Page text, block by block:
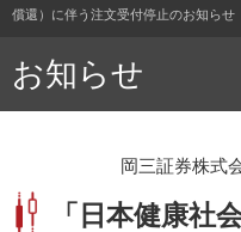
償還）に伴う注文受付停止のお知らせ
お知らせ
岡三証券株式
「日本健康社